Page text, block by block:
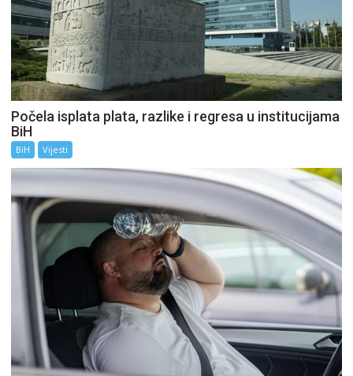
Počela isplata plata, razlike i regresa u institucijama
BiH
BiH Vijesti